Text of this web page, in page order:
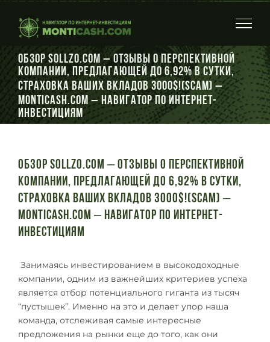
content
Обзор Sollzo.com – Отзывы о перспективной
компании, Предлагающей до 6,92% в сутки,
Страховка ваших вкладов 3000$!(SCAM) –
Monticash.com – Навигатор по интернет-
инвестициям
Обзор Sollzo.com – Отзывы о перспективной
компании, Предлагающей до 6,92% в сутки,
Страховка ваших вкладов 3000$!(SCAM) –
Monticash.com – Навигатор по интернет-
инвестициям
Занимаясь инвестированием в высокодоходные
компании, одним из важнейших критериев успеха
является отбор потенциального гиганта из тысяч
“пустышек”. Именно на это и делает упор наша
команда, отслеживая самые интересные
предложения на рынки еще до того, как они